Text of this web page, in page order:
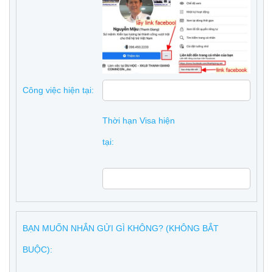
Công việc hiện tại:
Thời hạn Visa hiện
tại:
BẠN MUỐN NHẮN GỬI GÌ KHÔNG? (KHÔNG BẮT
BUỘC):